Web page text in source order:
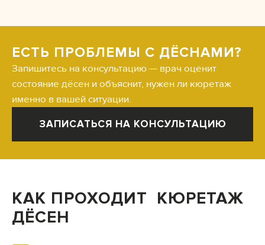
ЕСТЬ ПРОБЛЕМЫ С ДЁСНАМИ?
Запишитесь на консультацию — врач оценит
состояние дёсен и объяснит, нужен ли кюретаж
именно в вашей ситуации.
ЗАПИСАТЬСЯ НА КОНСУЛЬТАЦИЮ
КАК ПРОХОДИТ КЮРЕТАЖ
ДЁСЕН